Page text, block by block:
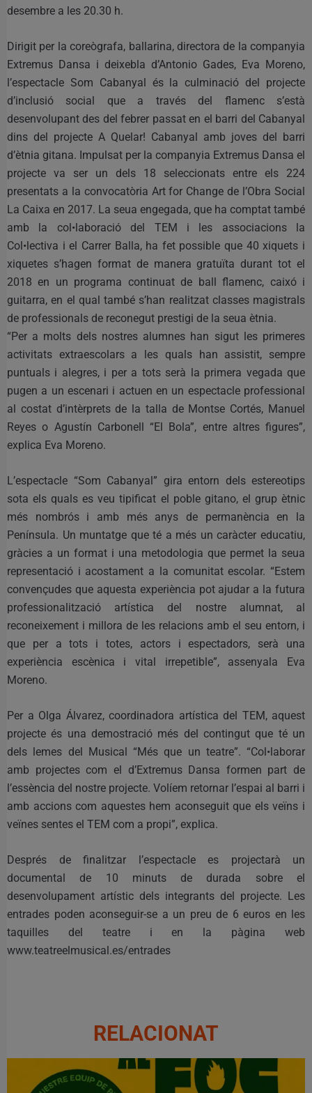
desembre a les 20.30 h.
Dirigit per la coreògrafa, ballarina, directora de la companyia
Extremus Dansa i deixebla d’Antonio Gades, Eva Moreno,
l’espectacle Som Cabanyal és la culminació del projecte
d’inclusió social que a través del flamenc s’està
desenvolupant des del febrer passat en el barri del Cabanyal
dins del projecte A Quelar! Cabanyal amb joves del barri
d’ètnia gitana. Impulsat per la companyia Extremus Dansa el
projecte va ser un dels 18 seleccionats entre els 224
presentats a la convocatòria Art for Change de l’Obra Social
La Caixa en 2017. La seua engegada, que ha comptat també
amb la col•laboració del TEM i les associacions la
Col•lectiva i el Carrer Balla, ha fet possible que 40 xiquets i
xiquetes s’hagen format de manera gratuïta durant tot el
2018 en un programa continuat de ball flamenc, caixó i
guitarra, en el qual també s’han realitzat classes magistrals
de professionals de reconegut prestigi de la seua ètnia.
“Per a molts dels nostres alumnes han sigut les primeres
activitats extraescolars a les quals han assistit, sempre
puntuals i alegres, i per a tots serà la primera vegada que
pugen a un escenari i actuen en un espectacle professional
al costat d’intèrprets de la talla de Montse Cortés, Manuel
Reyes o Agustín Carbonell “El Bola”, entre altres figures”,
explica Eva Moreno.
L’espectacle “Som Cabanyal” gira entorn dels estereotips
sota els quals es veu tipificat el poble gitano, el grup ètnic
més nombrós i amb més anys de permanència en la
Península. Un muntatge que té a més un caràcter educatiu,
gràcies a un format i una metodologia que permet la seua
representació i acostament a la comunitat escolar. “Estem
convençudes que aquesta experiència pot ajudar a la futura
professionalització artística del nostre alumnat, al
reconeixement i millora de les relacions amb el seu entorn, i
que per a tots i totes, actors i espectadors, serà una
experiència escènica i vital irrepetible”, assenyala Eva
Moreno.
Per a Olga Álvarez, coordinadora artística del TEM, aquest
projecte és una demostració més del contingut que té un
dels lemes del Musical “Més que un teatre”. “Col•laborar
amb projectes com el d’Extremus Dansa formen part de
l’essència del nostre projecte. Volíem retornar l’espai al barri i
amb accions com aquestes hem aconseguit que els veïns i
veïnes sentes el TEM com a propi”, explica.
Després de finalitzar l’espectacle es projectarà un
documental de 10 minuts de durada sobre el
desenvolupament artístic dels integrants del projecte. Les
entrades poden aconseguir-se a un preu de 6 euros en les
taquilles del teatre i en la pàgina web
www.teatreelmusical.es/entrades
RELACIONAT